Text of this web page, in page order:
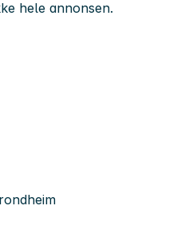
hele annonsen.